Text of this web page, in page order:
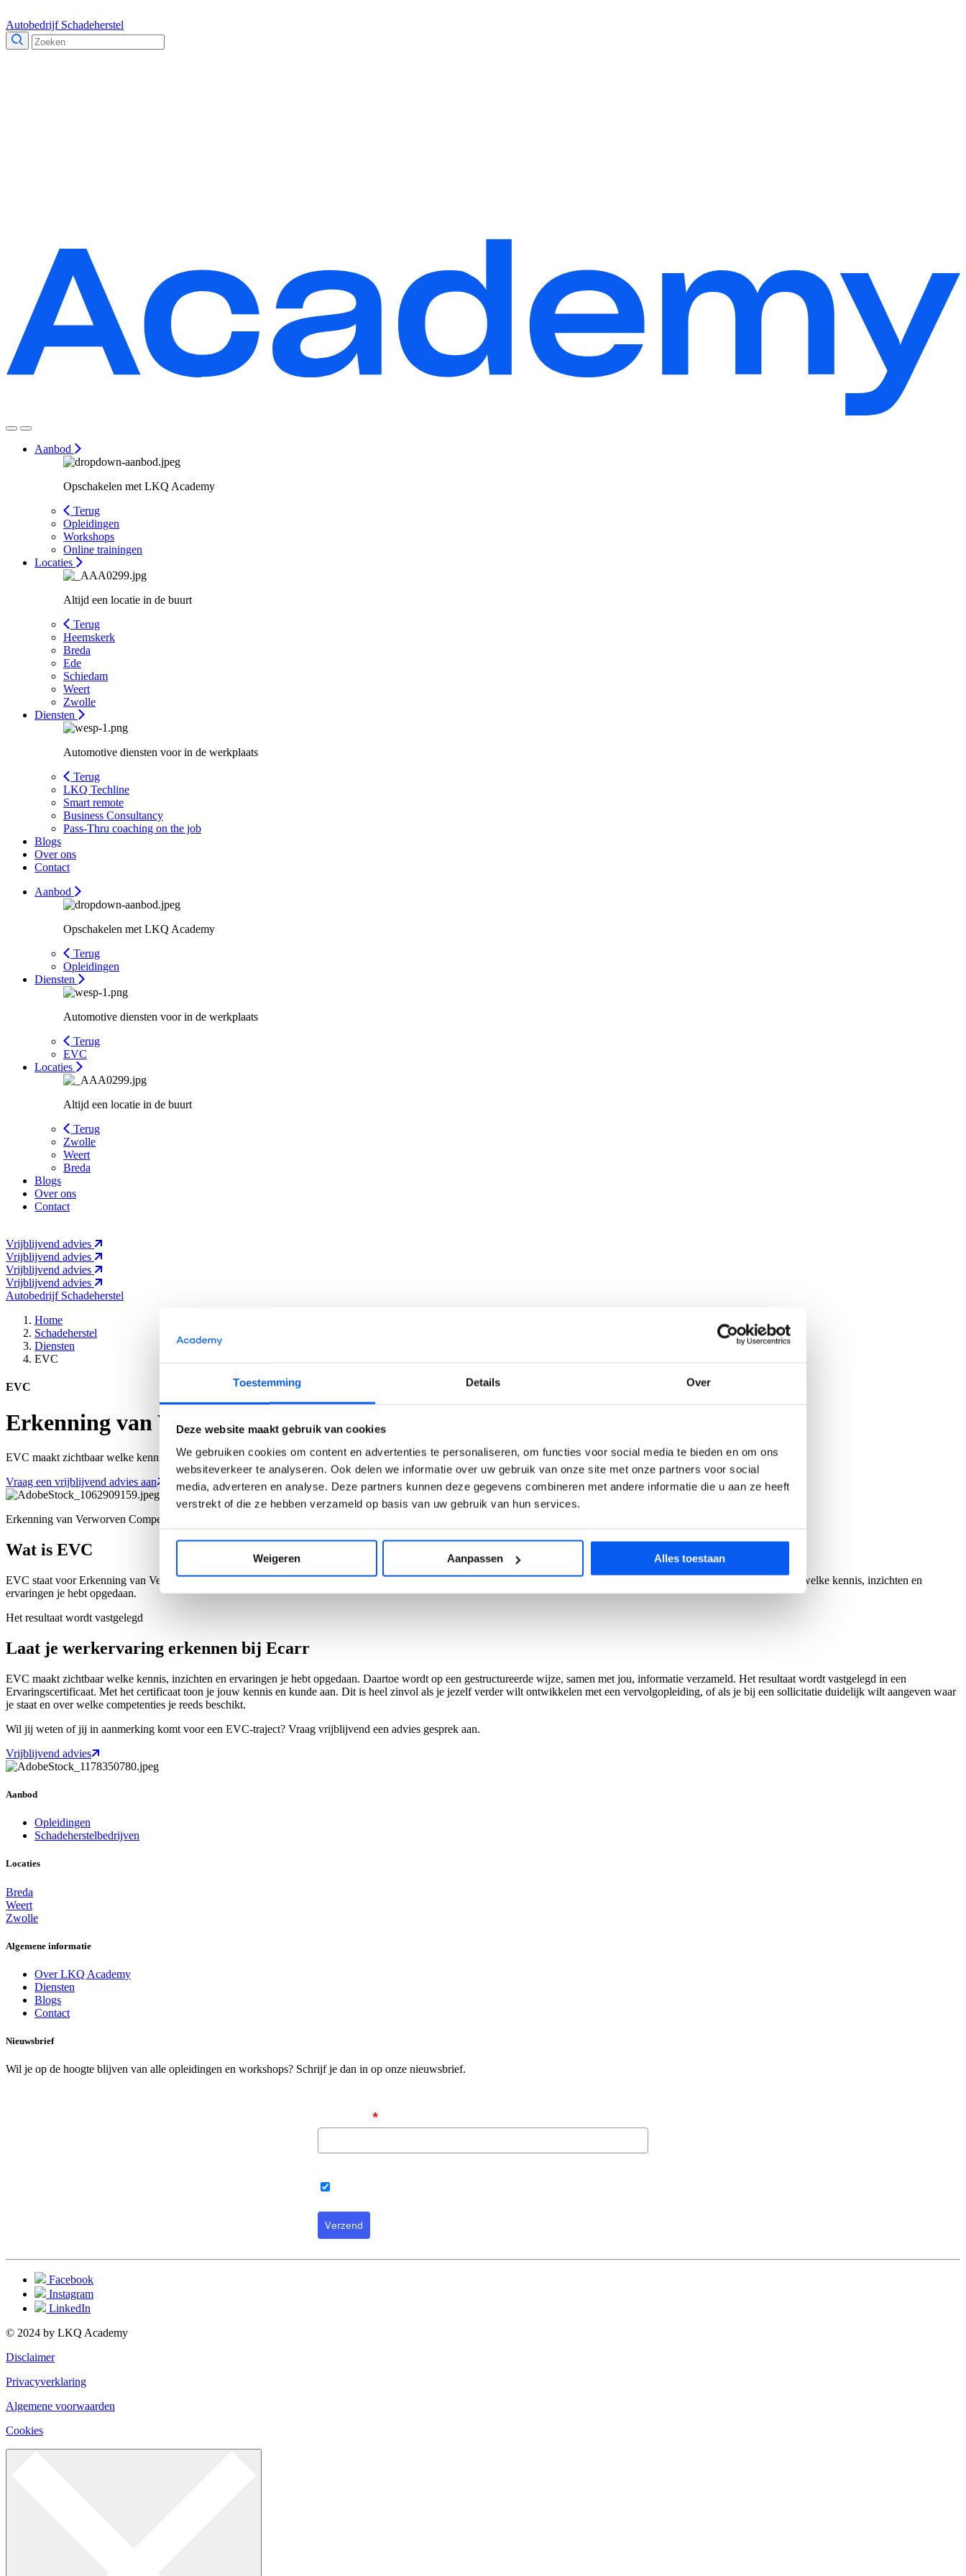
Toestemming Details Over
Deze website maakt gebruik van cookies
We gebruiken cookies om content en advertenties te personaliseren, om functies voor social media te bieden en om ons
websiteverkeer te analyseren. Ook delen we informatie over uw gebruik van onze site met onze partners voor social
media, adverteren en analyse. Deze partners kunnen deze gegevens combineren met andere informatie die u aan ze heeft
verstrekt of die ze hebben verzameld op basis van uw gebruik van hun services.
Weigeren Aanpassen Alles toestaan
Autobedrijf Schadeherstel
Aanbod
Opschakelen met LKQ Academy
Terug
Opleidingen
Workshops
Online trainingen
Locaties
Altijd een locatie in de buurt
Terug
Heemskerk
Breda
Ede
Schiedam
Weert
Zwolle
Diensten
Automotive diensten voor in de werkplaats
Terug
LKQ Techline
Smart remote
Business Consultancy
Pass-Thru coaching on the job
Blogs
Over ons
Contact
Aanbod
Opschakelen met LKQ Academy
Terug
Opleidingen
Diensten
Automotive diensten voor in de werkplaats
Terug
EVC
Locaties
Altijd een locatie in de buurt
Terug
Zwolle
Weert
Breda
Blogs
Over ons
Contact
Vrijblijvend advies
Vrijblijvend advies
Vrijblijvend advies
Vrijblijvend advies
Autobedrijf Schadeherstel
Home
Schadeherstel
Diensten
EVC
EVC
Erkenning van Verworven Competenties
EVC maakt zichtbaar welke kennis, inzichten en ervaringen je hebt opgedaan
Vraag een vrijblijvend advies aan
Erkenning van Verworven Competenties
Wat is EVC
EVC staat voor Erkenning van Verworven Competenties. Dit betekent dat wat je geleerd hebt op school, in je werk of privé wordt beoordeeld en erkend. EVC maakt zichtbaar welke kennis, inzichten en
ervaringen je hebt opgedaan.
Het resultaat wordt vastgelegd
Laat je werkervaring erkennen bij Ecarr
EVC maakt zichtbaar welke kennis, inzichten en ervaringen je hebt opgedaan. Daartoe wordt op een gestructureerde wijze, samen met jou, informatie verzameld. Het resultaat wordt vastgelegd in een
Ervaringscertificaat. Met het certificaat toon je jouw kennis en kunde aan. Dit is heel zinvol als je jezelf verder wilt ontwikkelen met een vervolgopleiding, of als je bij een sollicitatie duidelijk wilt aangeven waar
je staat en over welke competenties je reeds beschikt.
Wil jij weten of jij in aanmerking komt voor een EVC-traject? Vraag vrijblijvend een advies gesprek aan.
Vrijblijvend advies
Aanbod
Opleidingen
Schadeherstelbedrijven
Locaties
Breda
Weert
Zwolle
Algemene informatie
Over LKQ Academy
Diensten
Blogs
Contact
Nieuwsbrief
Wil je op de hoogte blijven van alle opleidingen en workshops? Schrijf je dan in op onze nieuwsbrief.
*
Verzend
Facebook
Instagram
LinkedIn
© 2024 by LKQ Academy
Disclaimer
Privacyverklaring
Algemene voorwaarden
Cookies